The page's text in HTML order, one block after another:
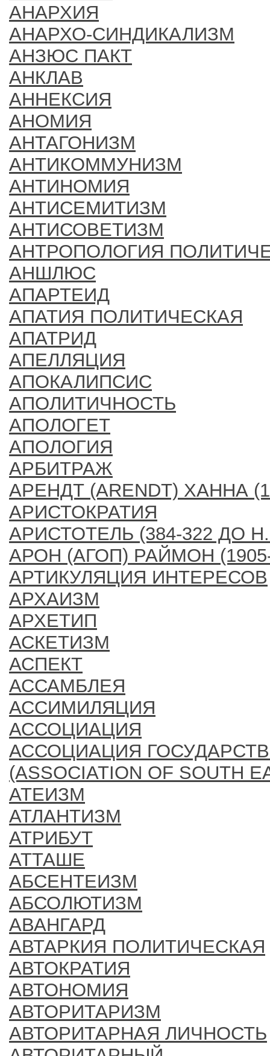
АНАРХИЯ
АНАРХО-СИНДИКАЛИЗМ
АНЗЮС ПАКТ
АНКЛАВ
АННЕКСИЯ
АНОМИЯ
АНТАГОНИЗМ
АНТИКОММУНИЗМ
АНТИНОМИЯ
АНТИСЕМИТИЗМ
АНТИСОВЕТИЗМ
АНТРОПОЛОГИЯ
АНШЛЮС
АПАРТЕИД
АПАТИЯ ПОЛИТИЧЕСКАЯ
АПАТРИД
АПЕЛЛЯЦИЯ
АПОКАЛИПСИС
АПОЛИТИЧНОСТЬ
АПОЛОГЕТ
АПОЛОГИЯ
АРБИТРАЖ
АРЕНДТ (ARENDT) ХАННА
АРИСТОКРАТИЯ
АРИСТОТЕЛЬ (384-322 ДО
АРОН (АГОП) РАЙМОН
АРТИКУЛЯЦИЯ ИНТЕРЕСОВ
АРХАИЗМ
АРХЕТИП
АСКЕТИЗМ
АСПЕКТ
АССАМБЛЕЯ
АССИМИЛЯЦИЯ
АССОЦИАЦИЯ
АССОЦИАЦИЯ
(ASSOCIATION OF SOUTH
АТЕИЗМ
АТЛАНТИЗМ
АТРИБУТ
АТТАШЕ
АБСЕНТЕИЗМ
АБСОЛЮТИЗМ
АВАНГАРД
АВТАРКИЯ ПОЛИТИЧЕСКАЯ
АВТОКРАТИЯ
АВТОНОМИЯ
АВТОРИТАРИЗМ
АВТОРИТАРНАЯ ЛИЧНОСТЬ